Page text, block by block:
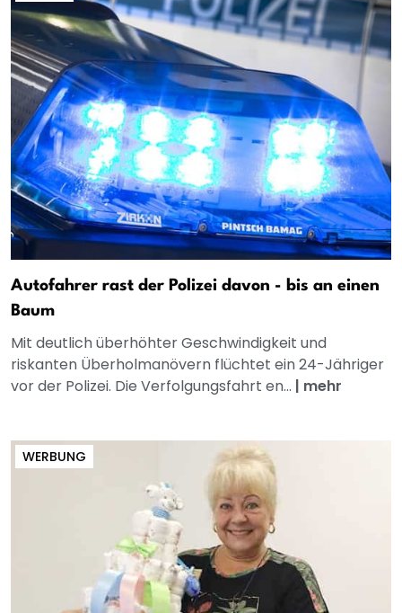
Autofahrer rast der Polizei davon - bis an einen
Baum
Mit deutlich überhöhter Geschwindigkeit und
riskanten Überholmanövern flüchtet ein 24-Jähriger
vor der Polizei. Die Verfolgungsfahrt en... | mehr
WERBUNG